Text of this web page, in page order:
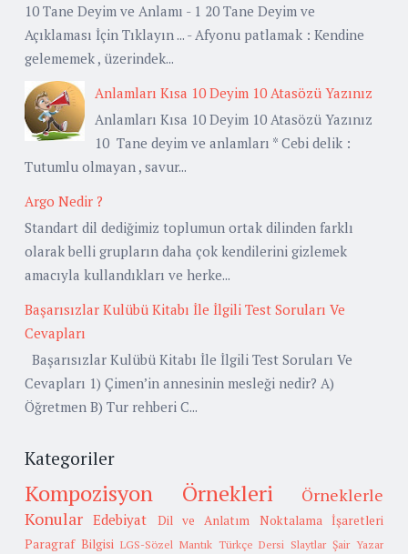
10 Tane Deyim ve Anlamı - 1 20 Tane Deyim ve
Açıklaması İçin Tıklayın ... - Afyonu patlamak : Kendine
gelememek , üzerindek...
Anlamları Kısa 10 Deyim 10 Atasözü Yazınız
Anlamları Kısa 10 Deyim 10 Atasözü Yazınız
10 Tane deyim ve anlamları * Cebi delik :
Tutumlu olmayan , savur...
Argo Nedir ?
Standart dil dediğimiz toplumun ortak dilinden farklı
olarak belli grupların daha çok kendilerini gizlemek
amacıyla kullandıkları ve herke...
Başarısızlar Kulübü Kitabı İle İlgili Test Soruları Ve
Cevapları
Başarısızlar Kulübü Kitabı İle İlgili Test Soruları Ve
Cevapları 1) Çimen’in annesinin mesleği nedir? A)
Öğretmen B) Tur rehberi C...
Kategoriler
Kompozisyon Örnekleri
Örneklerle
Konular Edebiyat Dil ve Anlatım
Noktalama İşaretleri
Paragraf Bilgisi LGS-Sözel Mantık Türkçe Dersi Slaytlar Şair Yazar